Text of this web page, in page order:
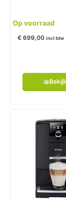
Op voorraad
€ 699,00 incl btw